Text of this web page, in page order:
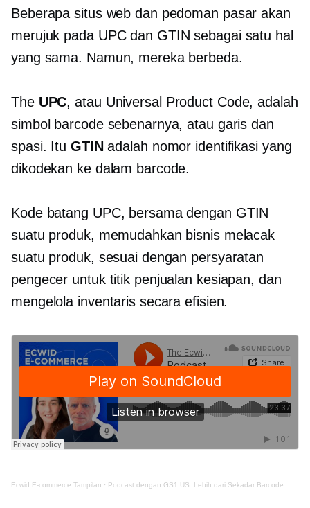
Beberapa situs web dan pedoman pasar akan
merujuk pada UPC dan GTIN sebagai satu hal
yang sama. Namun, mereka berbeda.
The UPC, atau Universal Product Code, adalah
simbol barcode sebenarnya, atau garis dan
spasi. Itu GTINadalah nomor identifikasi yang
dikodekan ke dalam barcode.
Kode batang UPC, bersama dengan GTIN
suatu produk, memudahkan bisnis melacak
suatu produk, sesuai dengan persyaratan
pengecer untuk titik penjualan kesiapan, dan
mengelola inventaris secara efisien.
Ecwid E-commerce Tampilan · Podcast dengan GS1 US: Lebih dari Sekadar Barcode